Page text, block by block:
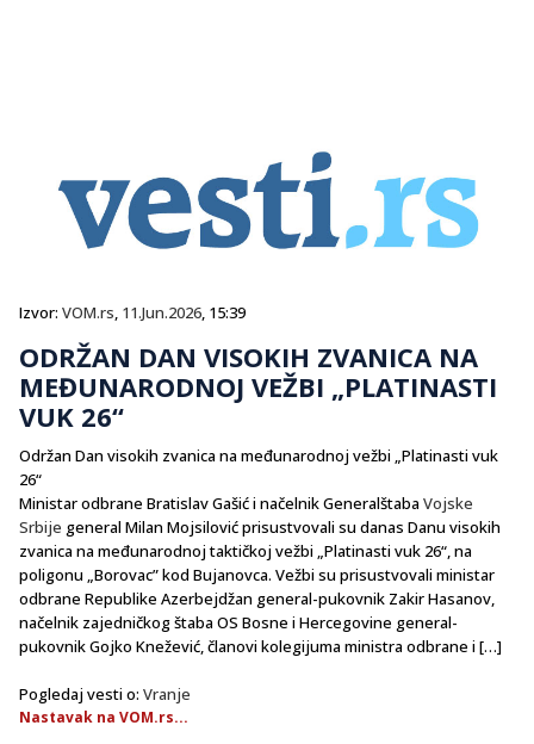
Izvor: VOM.rs, 11.Jun.2026, 15:39
ODRŽAN DAN VISOKIH ZVANICA NA
MEĐUNARODNOJ VEŽBI „PLATINASTI
VUK 26“
Održan Dan visokih zvanica na međunarodnoj vežbi „Platinasti vuk
26“
Ministar odbrane Bratislav Gašić i načelnik Generalštaba Vojske
Srbije general Milan Mojsilović prisustvovali su danas Danu visokih
zvanica na međunarodnoj taktičkoj vežbi „Platinasti vuk 26“, na
poligonu „Borovac” kod Bujanovca. Vežbi su prisustvovali ministar
odbrane Republike Azerbejdžan general-pukovnik Zakir Hasanov,
načelnik zajedničkog štaba OS Bosne i Hercegovine general-
pukovnik Gojko Knežević, članovi kolegijuma ministra odbrane i […]
Pogledaj vesti o: Vranje
Nastavak na VOM.rs...